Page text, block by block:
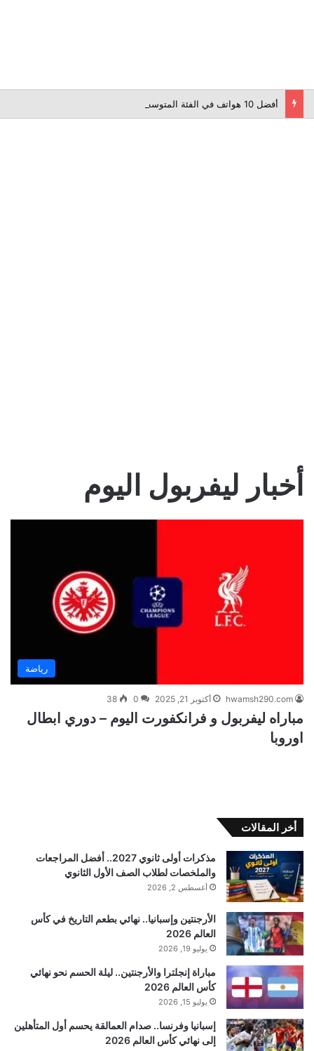
أفضل 10 هواتف في الفئة المتوسطة لعام 2026
أخبار ليفربول اليوم
رياضة
hwamsh290.com أكتوبر 21, 2025 0
38
مباراه ليفربول و فرانكفورت اليوم – دوري ابطال
اوروبا
أخر المقالات
مذكرات أولى ثانوي 2027.. أفضل المراجعات
والملخصات لطلاب الصف الأول الثانوي
أغسطس 2, 2026
الأرجنتين وإسبانيا.. نهائي بطعم التاريخ في كأس
العالم 2026
يوليو 19, 2026
مباراة إنجلترا والأرجنتين.. ليلة الحسم نحو نهائي
كأس العالم 2026
يوليو 15, 2026
إسبانيا وفرنسا.. صدام العمالقة يحسم أول المتأهلين
إلى نهائي كأس العالم 2026